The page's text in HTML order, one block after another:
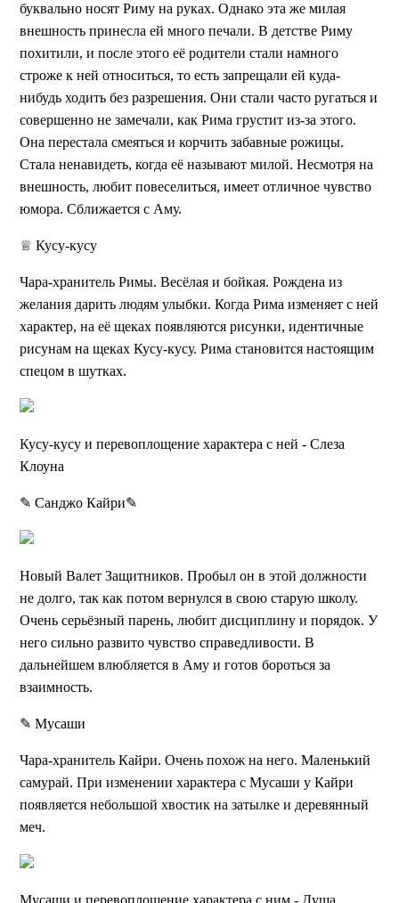
буквально носят Риму на руках. Однако эта же милая
внешность принесла ей много печали. В детстве Риму
похитили, и после этого её родители стали намного
строже к ней относиться, то есть запрещали ей куда-
нибудь ходить без разрешения. Они стали часто ругаться и
совершенно не замечали, как Рима грустит из-за этого.
Она перестала смеяться и корчить забавные рожицы.
Стала ненавидеть, когда её называют милой. Несмотря на
внешность, любит повеселиться, имеет отличное чувство
юмора. Сближается с Аму.
♕ Кусу-кусу
Чара-хранитель Римы. Весёлая и бойкая. Рождена из
желания дарить людям улыбки. Когда Рима изменяет с ней
характер, на её щеках появляются рисунки, идентичные
рисунам на щеках Кусу-кусу. Рима становится настоящим
спецом в шутках.
Кусу-кусу и перевоплощение характера с ней - Слеза
Клоуна
✎ Санджо Кайри✎
Новый Валет Защитников. Пробыл он в этой должности
не долго, так как потом вернулся в свою старую школу.
Очень серьёзный парень, любит дисциплину и порядок. У
него сильно развито чувство справедливости. В
дальнейшем влюбляется в Аму и готов бороться за
взаимность.
✎ Мусаши
Чара-хранитель Кайри. Очень похож на него. Маленький
самурай. При изменении характера с Мусаши у Кайри
появляется небольшой хвостик на затылке и деревянный
меч.
Мусаши и перевоплощение характера с ним - Душа